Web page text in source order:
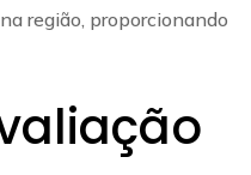
região, proporcionando